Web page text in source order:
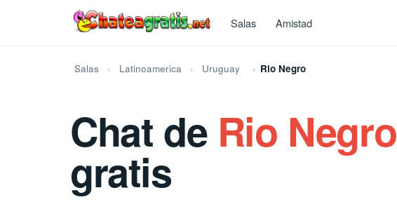
Salas Amistad
Salas Latinoamerica Uruguay Rio Negro
Chat de Rio Negro
gratis